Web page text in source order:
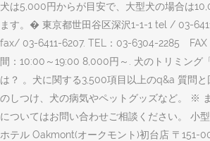
犬は5,000円からが目安で、大型犬の場合は
ます。� 東京都世田谷区深沢1-1-1 tel / 03-
fax/ 03-6411-6207. TEL：03-6304-2285 FAX
間：10:00～19:00 8,000円～. 犬のトリミング
は？ 。犬に関する3,500項目以上のq&a 質問
のしつけ、犬の病気やペットグッズなど。 ※
についてはお問い合わせご相談ください。 小
ホテル Oakmont(オークモント)初台店 〒151-